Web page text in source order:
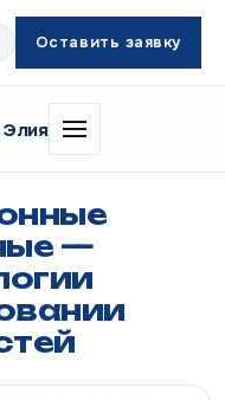
Оставить заявку
—